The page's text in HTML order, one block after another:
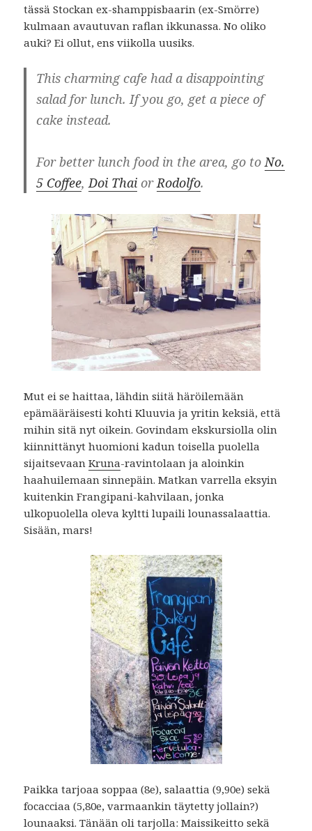
tässä Stockan ex-shamppisbaarin (ex-Smörre)
kulmaan avautuvan raflan ikkunassa. No oliko
auki? Ei ollut, ens viikolla uusiks.
This charming cafe had a disappointing
salad for lunch. If you go, get a piece of
cake instead.
For better lunch food in the area, go toNo.
5 Coffee,Doi Thai orRodolfo.
Mut ei se haittaa, lähdin siitä häröilemään
epämääräisesti kohti Kluuvia ja yritin keksiä, että
mihin sitä nyt oikein. Govindam ekskursiolla olin
kiinnittänyt huomioni kadun toisella puolella
sijaitsevaanKruna-ravintolaan ja aloinkin
haahuilemaan sinnepäin. Matkan varrella eksyin
kuitenkin Frangipani-kahvilaan, jonka
ulkopuolella oleva kyltti lupaili lounassalaattia.
Sisään, mars!
Paikka tarjoaa soppaa (8e), salaattia (9,90e) sekä
focacciaa (5,80e, varmaankin täytetty jollain?)
lounaaksi. Tänään oli tarjolla: Maissikeitto sekä